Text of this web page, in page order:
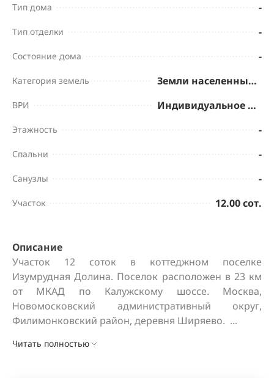
Тип дома -
Тип отделки -
Состояние дома -
Категория земель Земли населенных пунктов
ВРИ Индивидуальное жилищное строительство
Этажность -
Спальни -
Санузлы -
Участок 12.00 сот.
Описание
Участок 12 соток в коттеджном поселке
Изумрудная Долина. Поселок расположен в 23 км
от МКАД по Калужскому шоссе. Москва,
Новомосковский административный округ,
Филимонковский район, деревня Ширяево.  ...
Читать полностью